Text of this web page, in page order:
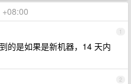
1
的是如果是新机器，14 天内
2